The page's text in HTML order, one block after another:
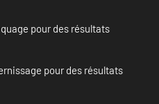
pour des résultats
pour des résultats